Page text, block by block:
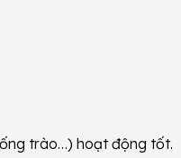
trào…) hoạt động tốt.